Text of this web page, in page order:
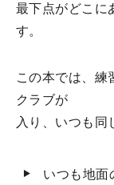
最下点がどこに
す。
この本では、練
クラブが
入り、いつも同
いつも地面